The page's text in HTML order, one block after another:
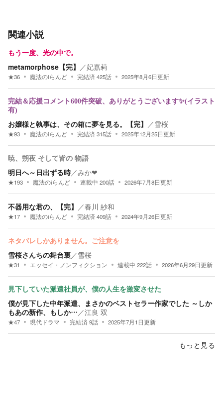
関連小説
もう一度、光の中で。
metamorphose【完】 ／妃嘉莉
★36 魔法のiらんど 完結済425話 2025年8月6日更新
完結＆応援コメント600件突破、ありがとうございます✨(イラスト
有)
お嬢様と執事は、その箱に夢を見る。【完】 ／雪桜
★93 魔法のiらんど 完結済315話 2025年12月25日更新
暁、朔夜 そして皆の 物語
明日へ～日出ずる時／みか❤︎
★193 魔法のiらんど 連載中 200話 2026年7月8日更新
不器用な君の、【完】 ／春川 紗和
★17 魔法のiらんど 完結済409話 2024年9月26日更新
ネタバレしかありません。ご注意を
雪桜さんちの舞台裏／雪桜
★31 エッセイ・ノンフィクション 連載中 222話 2026年6月29日更新
見下していた派遣社員が、僕の人生を激変させた
僕が見下した中年派遣、まさかのベストセラー作家でした ～しか
もあの新作、もしか… ／江良 双
★47 現代ドラマ 完結済9話 2025年7月1日更新
もっと見る